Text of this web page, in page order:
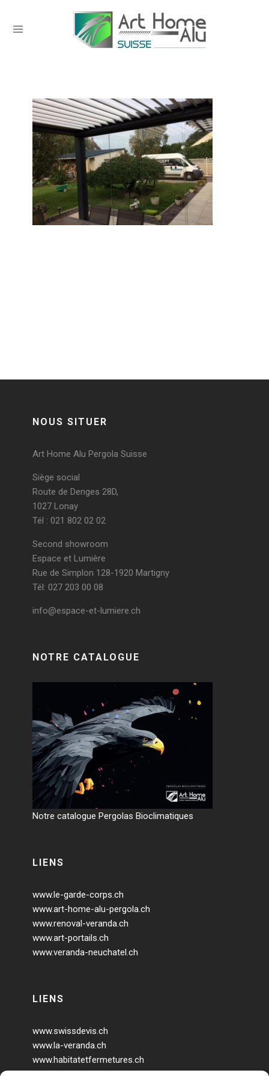
NOUS SITUER
Art Home Alu Pergola Suisse
Siège social
Route de Denges 28D,
1027 Lonay
Tél : 021 802 02 02
Second showroom
Espace et Lumière
Rue de Simplon 128-1920 Martigny
Tél: 027 203 00 08
info@espace-et-lumiere.ch
NOTRE CATALOGUE
Notre catalogue Pergolas Bioclimatiques
LIENS
www.le-garde-corps.ch
www.art-home-alu-pergola.ch
www.renoval-veranda.ch
www.art-portails.ch
www.veranda-neuchatel.ch
LIENS
www.swissdevis.ch
www.la-veranda.ch
www.habitatetfermetures.ch